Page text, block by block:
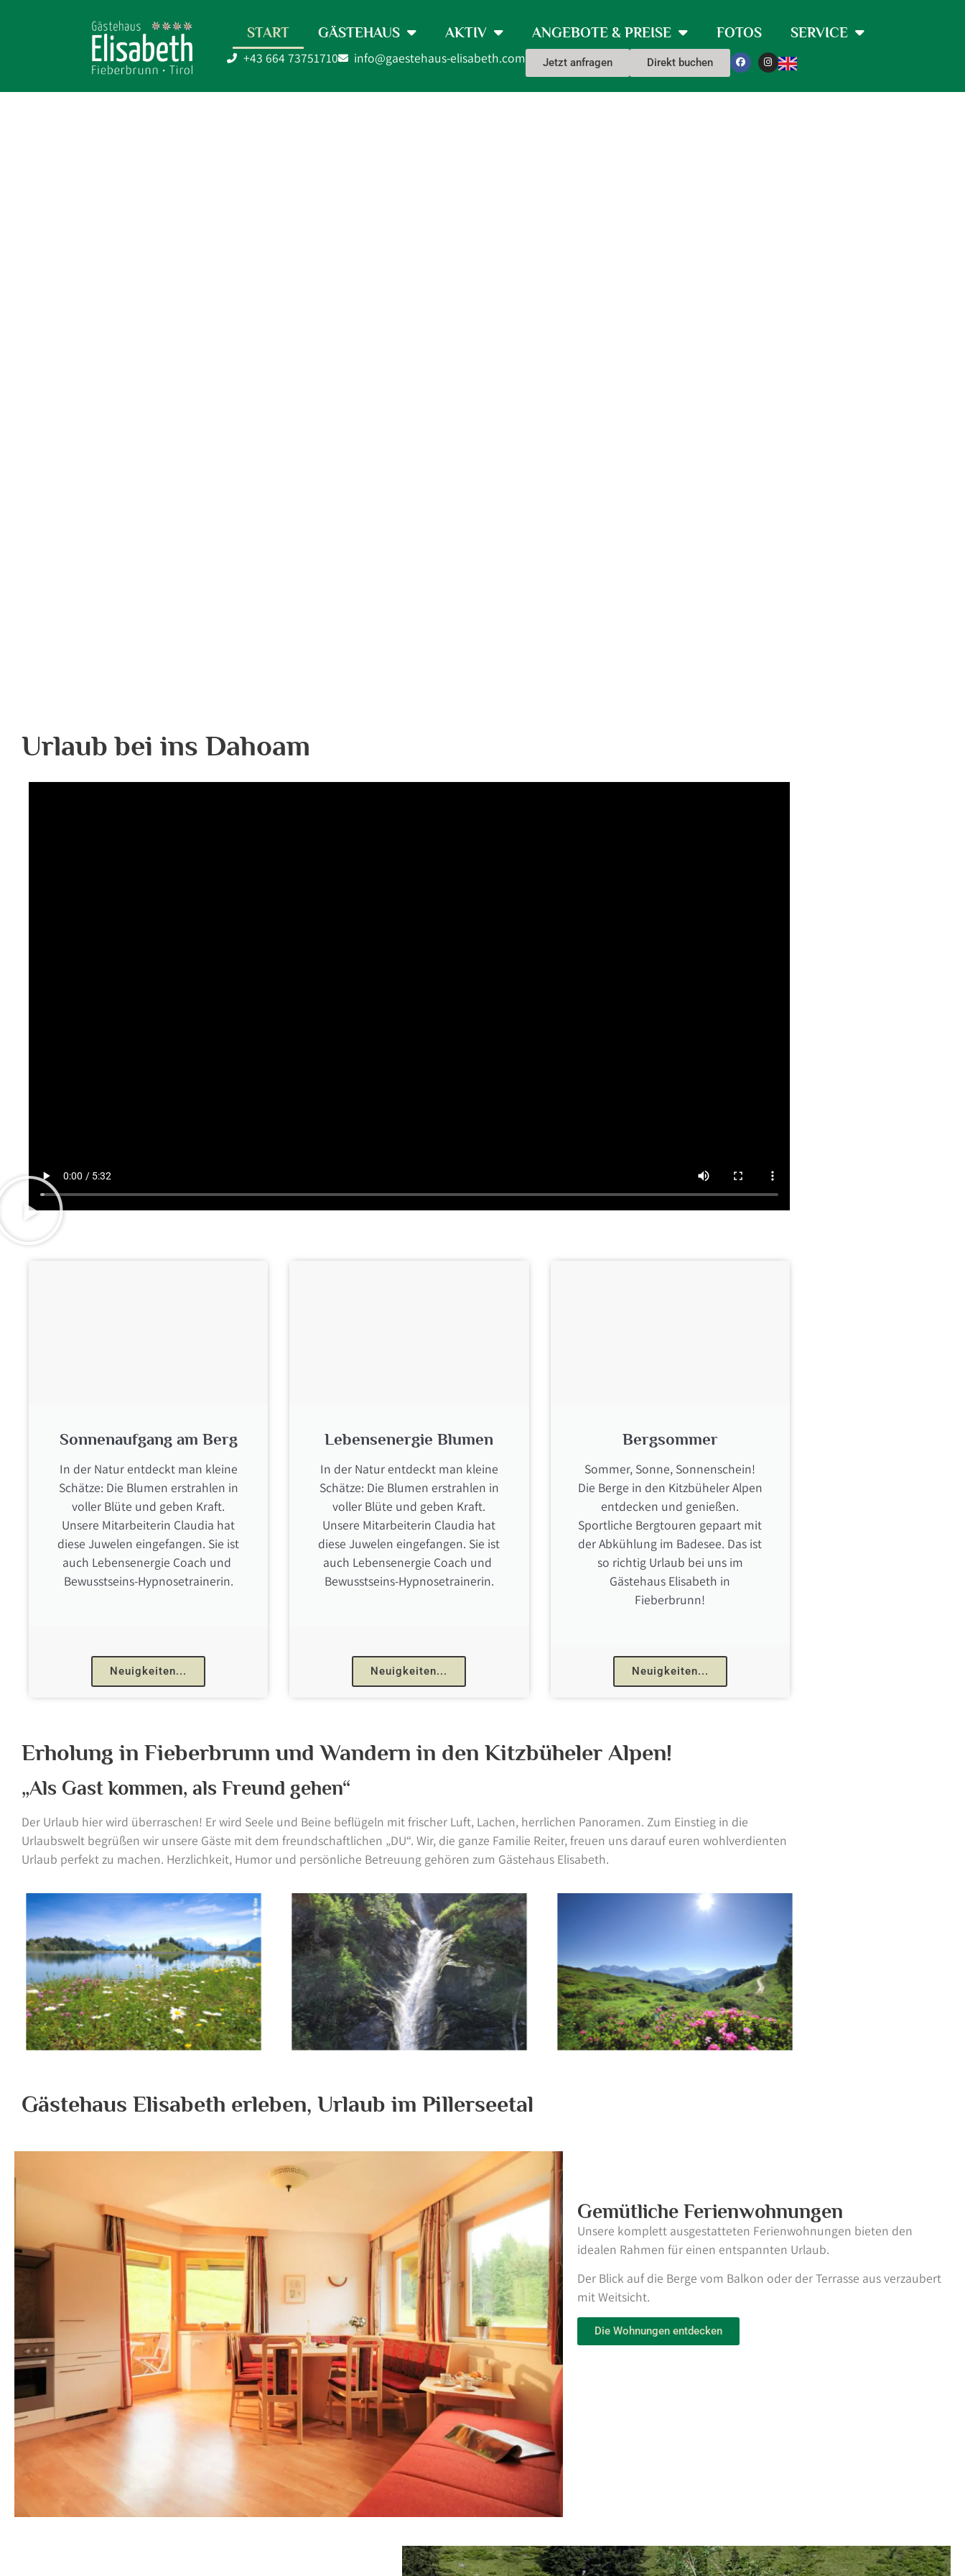
START GÄSTEHAUS AKTIV ANGEBOTE & PREISE FOTOS SERVICE
+43 664 73751710 info@gaestehaus-elisabeth.com Jetzt anfragen Direkt buchen
Urlaub bei ins Dahoam
Sonnenaufgang am Berg
In der Natur entdeckt man kleine
Schätze: Die Blumen erstrahlen in
voller Blüte und geben Kraft.
Unsere Mitarbeiterin Claudia hat
diese Juwelen eingefangen. Sie ist
auch Lebensenergie Coach und
Bewusstseins-Hypnosetrainerin.
Neuigkeiten...
Lebensenergie Blumen
In der Natur entdeckt man kleine
Schätze: Die Blumen erstrahlen in
voller Blüte und geben Kraft.
Unsere Mitarbeiterin Claudia hat
diese Juwelen eingefangen. Sie ist
auch Lebensenergie Coach und
Bewusstseins-Hypnosetrainerin.
Neuigkeiten...
Bergsommer
Sommer, Sonne, Sonnenschein!
Die Berge in den Kitzbüheler Alpen
entdecken und genießen.
Sportliche Bergtouren gepaart mit
der Abkühlung im Badesee. Das ist
so richtig Urlaub bei uns im
Gästehaus Elisabeth in
Fieberbrunn!
Neuigkeiten...
Erholung in Fieberbrunn und Wandern in den Kitzbüheler Alpen!
„Als Gast kommen, als Freund gehen“
Der Urlaub hier wird überraschen! Er wird Seele und Beine beflügeln mit frischer Luft, Lachen, herrlichen Panoramen. Zum Einstieg in die
Urlaubswelt begrüßen wir unsere Gäste mit dem freundschaftlichen „DU“. Wir, die ganze Familie Reiter, freuen uns darauf euren wohlverdienten
Urlaub perfekt zu machen. Herzlichkeit, Humor und persönliche Betreuung gehören zum Gästehaus Elisabeth.
Gästehaus Elisabeth erleben, Urlaub im Pillerseetal
Gemütliche Ferienwohnungen
Unsere komplett ausgestatteten Ferienwohnungen bieten den
idealen Rahmen für einen entspannten Urlaub.
Der Blick auf die Berge vom Balkon oder der Terrasse aus verzaubert
mit Weitsicht.
Die Wohnungen entdecken